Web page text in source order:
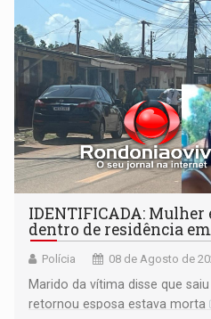
IDENTIFICADA:
dentro de residência
Polícia 08 de Agosto de
Marido da vítima disse que
retornou esposa estava morta